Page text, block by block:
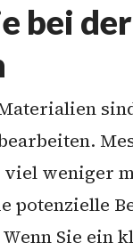
bei
weniger
potenzielle
Sie ein